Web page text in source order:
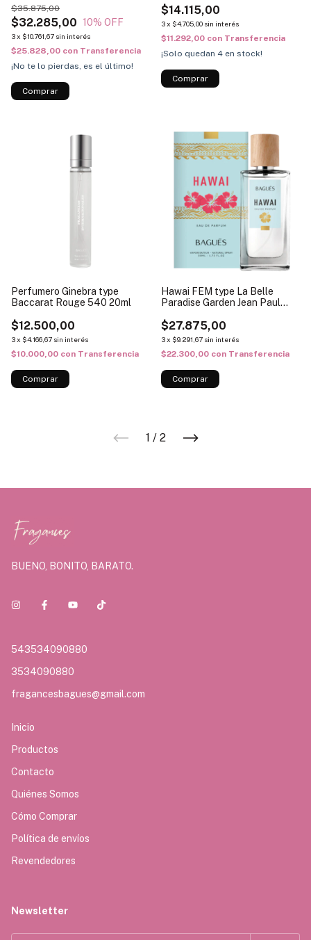
$32.285,00
$35.875,00
10% OFF
3x $10.761,67 sin interés
$25.828,00 con Transferencia
¡No te lo pierdas, es el último!
$14.115,00
3x $4.705,00 sin interés
$11.292,00 con Transferencia
¡Solo quedan 4 en stock!
Perfumero Ginebra type
Baccarat Rouge 540 20ml
$12.500,00
3x $4.166,67 sin interés
$10.000,00 con Transferencia
Hawai FEM type La Belle
Paradise Garden Jean Paul
$27.875,00
3x $9.291,67 sin interés
$22.300,00 con Transferencia
1 / 2
BUENO, BONITO, BARATO.
543534090880
3534090880
fragancesbagues@gmail.com
Inicio
Productos
Contacto
Quiénes Somos
Cómo Comprar
Política de envíos
Revendedores
Newsletter